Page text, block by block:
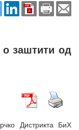
заштити од
Дистрикта БиХ